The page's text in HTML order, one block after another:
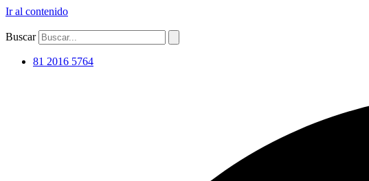
Ir al contenido
Buscar
81 2016 5764